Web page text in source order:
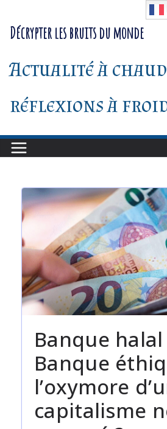
au
contenu
Décrypter les bruits du monde
Actualité à
réflexions à
Banque
Banque
l’oxymore
capitalisme